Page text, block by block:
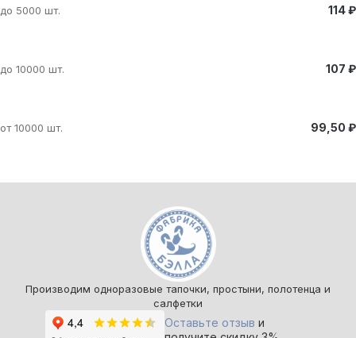
до 5000 шт. 114 ₽
до 10000 шт. 107 ₽
от 10000 шт. 99,50 ₽
Производим одноразовые тапочки, простыни, полотенца и
салфетки
Оставьте отзыв и